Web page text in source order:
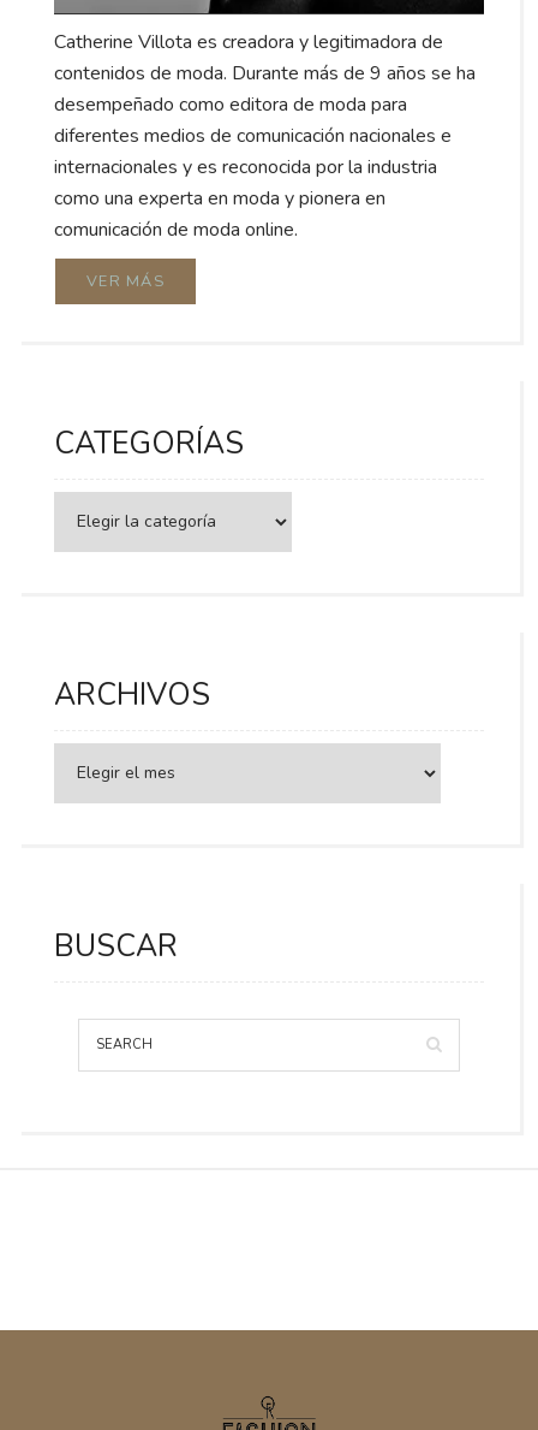
Catherine Villota es creadora y legitimadora de
contenidos de moda. Durante más de 9 años se ha
desempeñado como editora de moda para
diferentes medios de comunicación nacionales e
internacionales y es reconocida por la industria
como una experta en moda y pionera en
comunicación de moda online.
VER MÁS
CATEGORÍAS
ARCHIVOS
BUSCAR